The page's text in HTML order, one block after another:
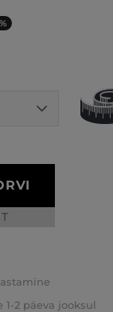
2 päeva jooksul